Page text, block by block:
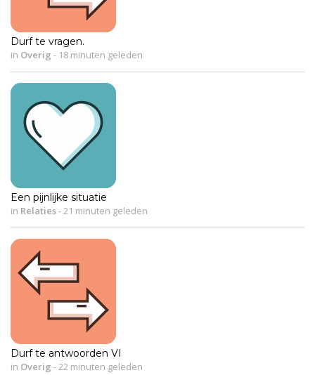
Durf te vragen.
in Overig - 18 minuten geleden
Een pijnlijke situatie
in Relaties-21 minuten geleden
Durf te antwoorden VI
in Overig -22 minuten geleden